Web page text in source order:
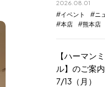
2026.08.01
イベント
ニ
本店
熊本店
【ハーマン
ル】のご案
7/13（月）